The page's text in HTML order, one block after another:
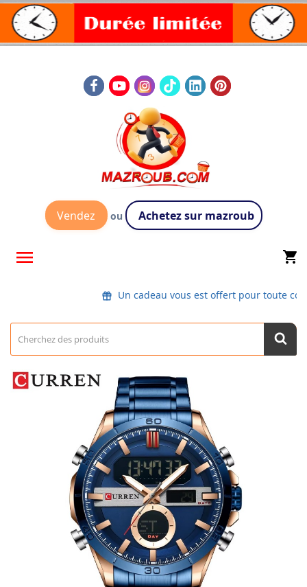
Vendez ou Achetez sur mazroub
 shopping_cart
Un cadeau vous est offert pour toute